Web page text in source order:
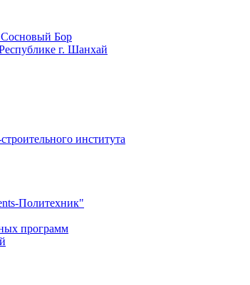
Бор
г. Шанхай
института
Политехник"
программ